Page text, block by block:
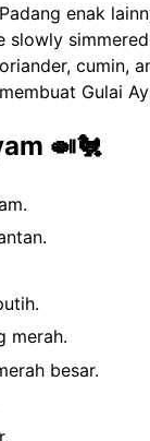
enak
cumin,
Gulai
🍛🐔
merah.
besar.